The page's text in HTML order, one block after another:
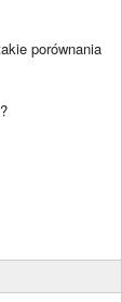
porównania